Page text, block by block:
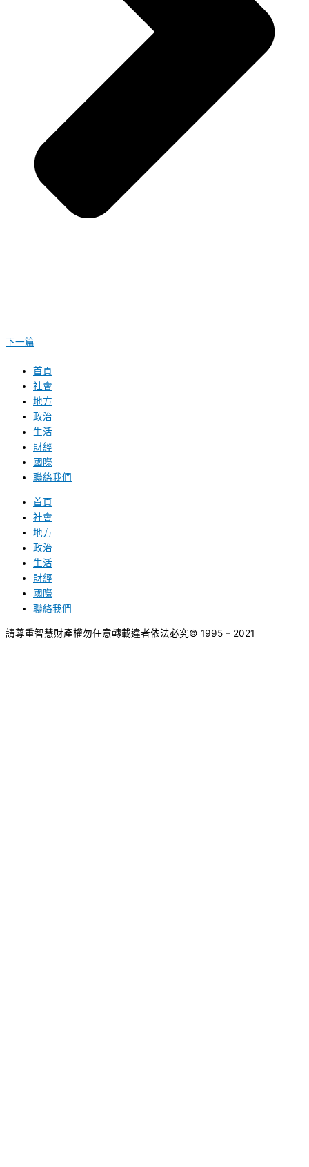
下一篇
首頁
社會
地方
政治
生活
財經
國際
聯絡我們
首頁
社會
地方
政治
生活
財經
國際
聯絡我們
請尊重智慧財產權勿任意轉載違者依法必究© 1995 – 2021